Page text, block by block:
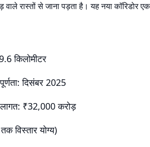
वाले रास्तों से जाना पड़ता है। यह नया कॉरिडोर
किलोमीटर
दिसंबर 2025
₹32,000 करोड़
विस्तार योग्य)